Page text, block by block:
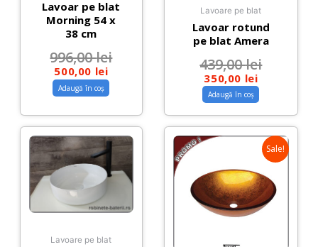
Lavoar pe blat
Morning 54 x
38 cm
996,00lei
500,00 lei
Adaugă în coș
Lavoare pe blat
Lavoar rotund
pe blat Amera
439,00lei
350,00 lei
Adaugă în coș
Lavoare pe blat
Sale!